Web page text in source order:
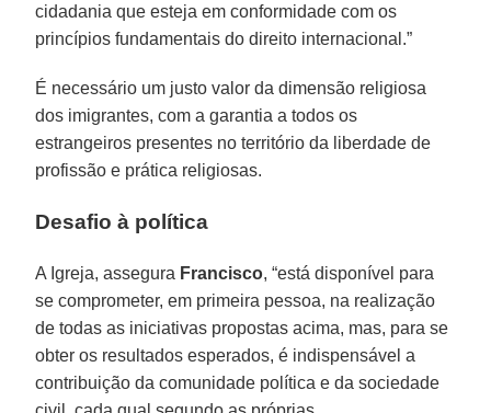
cidadania que esteja em conformidade com os
princípios fundamentais do direito internacional.”
É necessário um justo valor da dimensão religiosa
dos imigrantes, com a garantia a todos os
estrangeiros presentes no território da liberdade de
profissão e prática religiosas.
Desafio à política
A Igreja, assegura Francisco, “está disponível para
se comprometer, em primeira pessoa, na realização
de todas as iniciativas propostas acima, mas, para se
obter os resultados esperados, é indispensável a
contribuição da comunidade política e da sociedade